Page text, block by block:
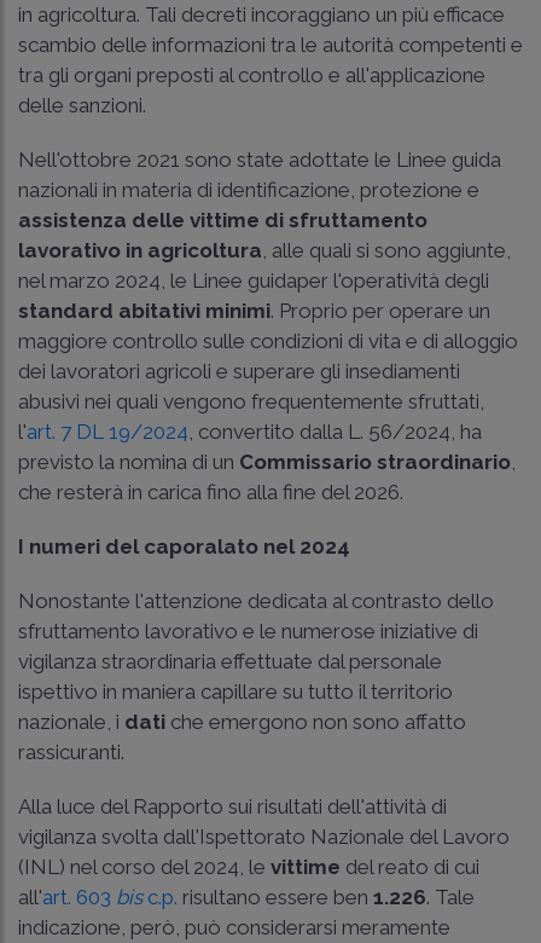
in agricoltura. Tali decreti incoraggiano un più efficace
scambio delle informazioni tra le autorità competenti e
tra gli organi preposti al controllo e all'applicazione
delle sanzioni.
Nell'ottobre 2021 sono state adottate le Linee guida
nazionali in materia di identificazione, protezione e
assistenza delle vittime di sfruttamento
lavorativo in agricoltura , alle quali si sono aggiunte,
nel marzo 2024, le Linee guidaper l'operatività degli
standard abitativi minimi. Proprio per operare un
maggiore controllo sulle condizioni di vita e di alloggio
dei lavoratori agricoli e superare gli insediamenti
abusivi nei quali vengono frequentemente sfruttati,
l'art. 7 DL 19/2024 , convertito dalla L. 56/2024 , ha
previsto la nomina di un Commissario straordinario
che resterà in carica fino alla fine del 2026.
I numeri del caporalato nel 2024
Nonostante l'attenzione dedicata al contrasto dello
sfruttamento lavorativo e le numerose iniziative di
vigilanza straordinaria effettuate dal personale
ispettivo in maniera capillare su tutto il territorio
nazionale, i dati che emergono non sono affatto
rassicuranti.
Alla luce del Rapporto sui risultati dell'attività di
vigilanza svolta dall'Ispettorato Nazionale del Lavoro
(INL) nel corso del 2024, le vittime del reato di cui
all'art. 603 bisc.p. risultano essere ben 1.226. Tale
indicazione, però, può considerarsi meramente